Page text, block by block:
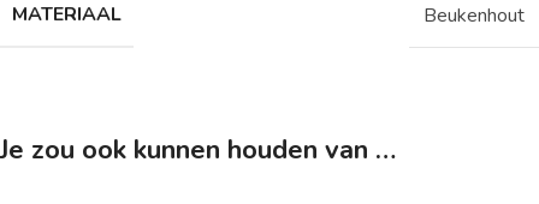
MATERIAAL Beukenhout
Je zou ook kunnen houden van …